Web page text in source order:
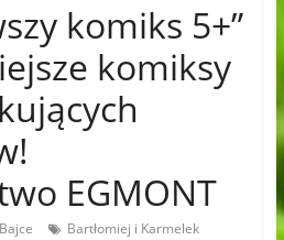
komiks 5+”
komiksy
EGMONT
Bartłomiej i Karmelek